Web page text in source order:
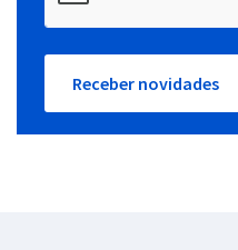
Receber novidades